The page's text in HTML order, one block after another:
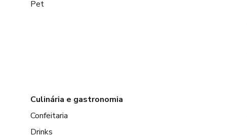
Pet
Culinária e gastronomia
Confeitaria
Drinks